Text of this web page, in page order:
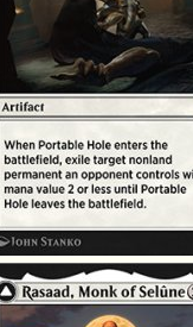
Rasaad, moine de Séluné